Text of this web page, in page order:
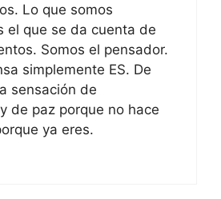
Lo que somos
el que se da cuenta de
Somos el pensador.
simplemente ES. De
sensación de
de paz porque no hace
ya eres.